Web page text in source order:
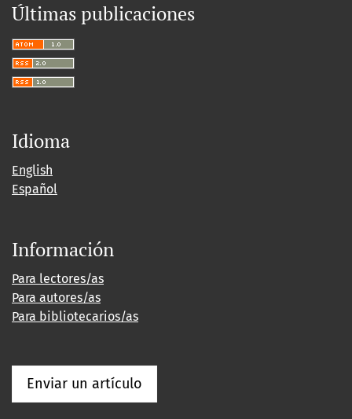
Últimas publicaciones
Idioma
English
Español
Información
Para lectores/as
Para autores/as
Para bibliotecarios/as
Enviar un artículo